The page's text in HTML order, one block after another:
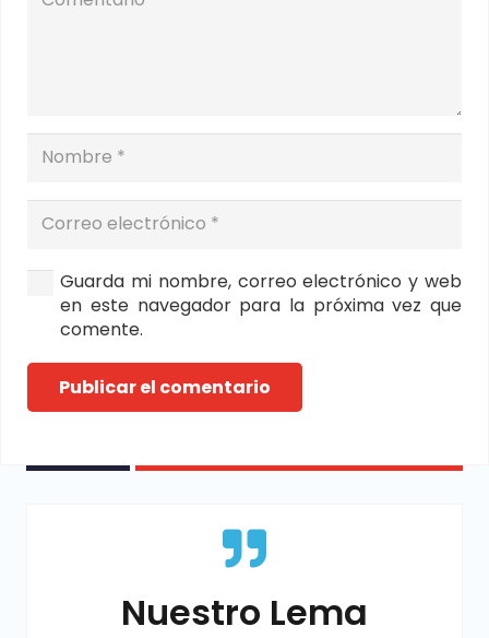
Guarda mi nombre, correo electrónico y web
en este navegador para la próxima vez que
comente.
Publicar el comentario
Nuestro Lema